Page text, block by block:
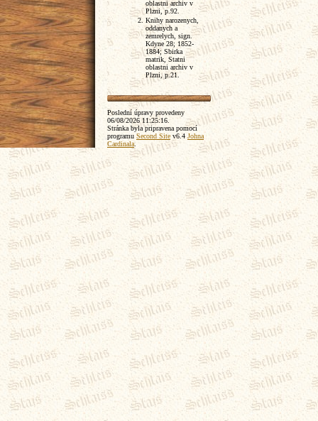
oblastni archiv v
Plzni, p.92.
Knihy narozenych,
oddanych a
zemrelych, sign.
Kdyne 28; 1852-
1884; Sbirka
matrik, Statni
oblastni archiv v
Plzni, p.21.
Poslední úpravy provedeny
06/08/2026 11:25:16
Stránka byla pripravena pomocí
programu Second Site v6.4 Johna
Cardinala